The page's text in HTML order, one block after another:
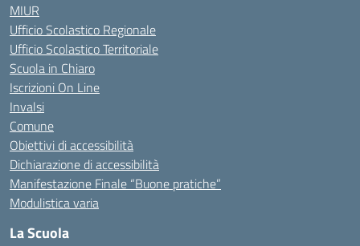
MIUR
Ufficio Scolastico Regionale
Ufficio Scolastico Territoriale
Scuola in Chiaro
Iscrizioni On Line
Invalsi
Comune
Obiettivi di accessibilità
Dichiarazione di accessibilità
Manifestazione Finale “Buone pratiche”
Modulistica varia
La Scuola